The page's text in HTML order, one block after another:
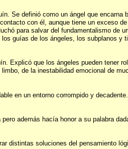
Se definió como un ángel que
con él, aunque tiene un exceso
para salvar del fundamentalismo
guías de los ángeles, los subplanos y
Explicó que los ángeles pueden
de la inestabilidad emocional de
en un entorno corrompido y
además hacía honor a su palabra
distintas soluciones del pensamiento